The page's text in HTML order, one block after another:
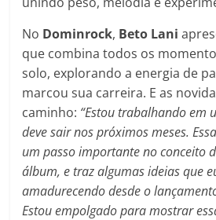
No Dominrock, Beto Lani
que combina todos os
solo, explorando a energia de
marcou sua carreira. E as
caminho: “Estou trabalhando em
deve sair nos próximos meses.
um passo importante no conceito
álbum, e traz algumas ideias que
amadurecendo desde o
Estou empolgado para mostrar